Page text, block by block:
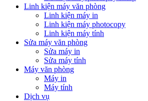
Linh kiện máy văn phòng
Linh kiện máy in
Linh kiện máy photocopy
Linh kiện máy tính
Sửa máy văn phòng
Sửa máy in
Sửa máy tính
Máy văn phòng
Máy in
Máy tính
Dịch vụ